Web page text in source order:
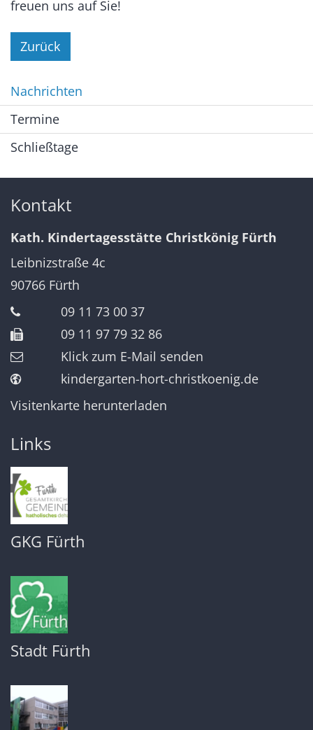
freuen uns auf Sie!
Zurück
Nachrichten
Termine
Schließtage
Kontakt
Kath. Kindertagesstätte Christkönig Fürth
Leibnizstraße 4c
90766 Fürth
09 11 73 00 37
09 11 97 79 32 86
Klick zum E-Mail senden
kindergarten-hort-christkoenig.de
Visitenkarte herunterladen
Links
GKG Fürth
Stadt Fürth